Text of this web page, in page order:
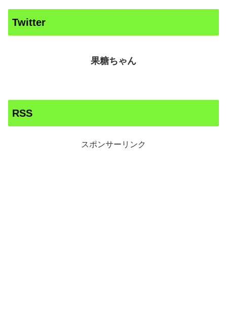
Twitter
果糖ちゃん
RSS
スポンサーリンク